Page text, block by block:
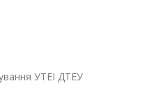
УТЕІ ДТЕУ